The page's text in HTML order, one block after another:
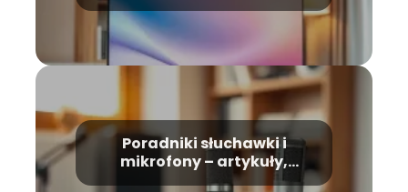
Poradniki słuchawki i
mikrofony – artykuły,
recenzje, rankingi